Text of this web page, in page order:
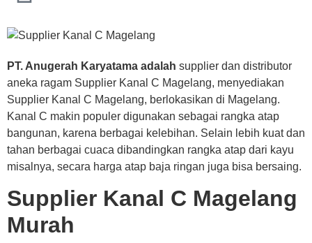
PT. Anugerah Karyatama adalah supplier dan distributor
aneka ragam Supplier Kanal C Magelang, menyediakan
Supplier Kanal C Magelang, berlokasikan di Magelang.
Kanal C makin populer digunakan sebagai rangka atap
bangunan, karena berbagai kelebihan. Selain lebih kuat dan
tahan berbagai cuaca dibandingkan rangka atap dari kayu
misalnya, secara harga atap baja ringan juga bisa bersaing.
Supplier Kanal C Magelang
Murah